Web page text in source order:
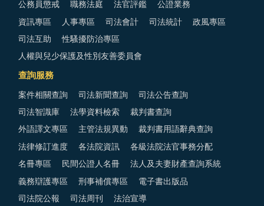
公務員懲戒 職務法庭 法官評鑑 公證業務
資訊專區 人事專區 司法會計 司法統計 政風專區
司法互助 性騷擾防治專區
人權與兒少保護及性別友善委員會
查詢服務
案件相關查詢 司法新聞查詢 司法公告查詢
司法智識庫 法學資料檢索 裁判書查詢
外語譯文專區 主管法規異動 裁判書用語辭典查詢
法律修訂進度 各法院資訊 各級法院法官事務分配
名冊專區 民間公證人名冊 法人及夫妻財產查詢系統
義務辯護專區 刑事補償專區 電子書出版品
司法院公報 司法周刊 法治宣導